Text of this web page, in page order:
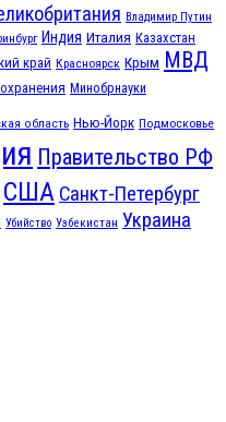
Владимир Путин
Индия Италия Казахстан
край Красноярск Крым МВД
Минобрнауки
область Нью-Йорк Подмосковье
Правительство РФ
США Санкт-Петербург
Убийство Узбекистан Украина